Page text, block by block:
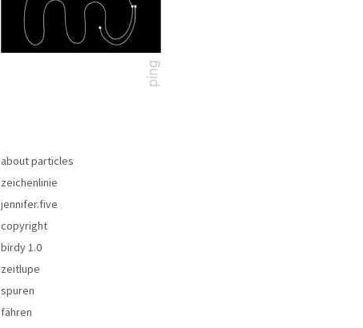
about particles
zeichenlinie
jennifer.five
copyright
birdy 1.0
zeitlupe
spuren
fähren